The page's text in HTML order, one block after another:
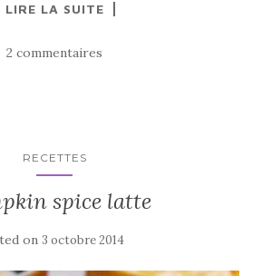
LIRE LA SUITE
2 commentaires
RECETTES
spice latte
on 3 octobre 2014